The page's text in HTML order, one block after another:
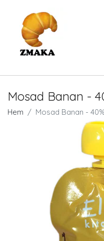
Mosad Banan -
Hem Mosad Banan -